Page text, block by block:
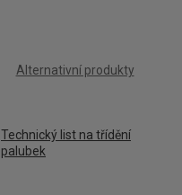
Alternativní produkty
Technický list na třídění
palubek